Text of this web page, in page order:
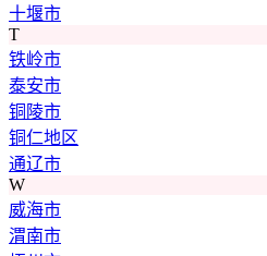
十堰市
T
铁岭市
泰安市
铜陵市
铜仁地区
通辽市
W
威海市
渭南市